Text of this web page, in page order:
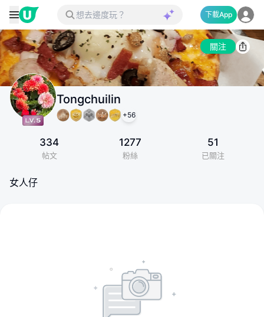
下載App
關注
Tongchuilin
+56
334
帖文
1277
粉絲
51
已關注
女人仔